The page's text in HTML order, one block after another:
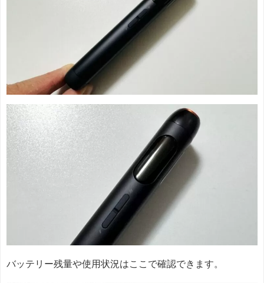
バッテリー残量や使用状況はここで確認できます。